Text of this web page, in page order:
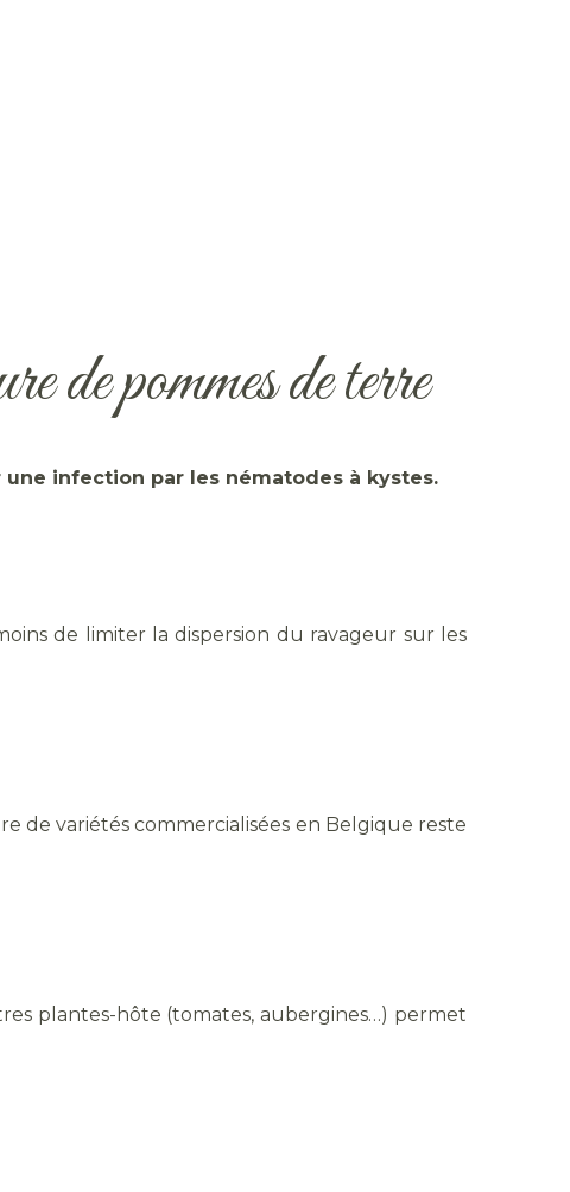
de pommes de terre
infection par les nématodes à kystes.
de limiter la dispersion du ravageur sur les
de variétés commercialisées en Belgique reste
plantes-hôte (tomates, aubergines…) permet